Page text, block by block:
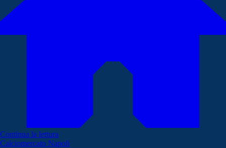
Continua la lettura
Calciomercato Napoli